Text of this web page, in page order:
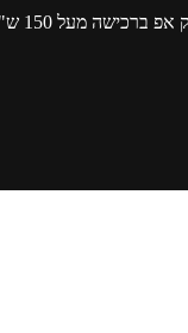
ברכישה מעל 150 ש"ח